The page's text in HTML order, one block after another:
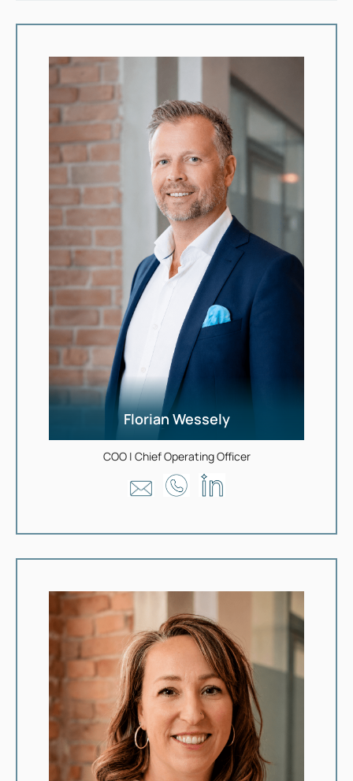
Florian Wessely
COO | Chief Operating Officer